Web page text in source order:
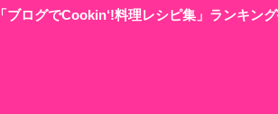
「ブログでCookin‘!料理レシピ集」ランキン